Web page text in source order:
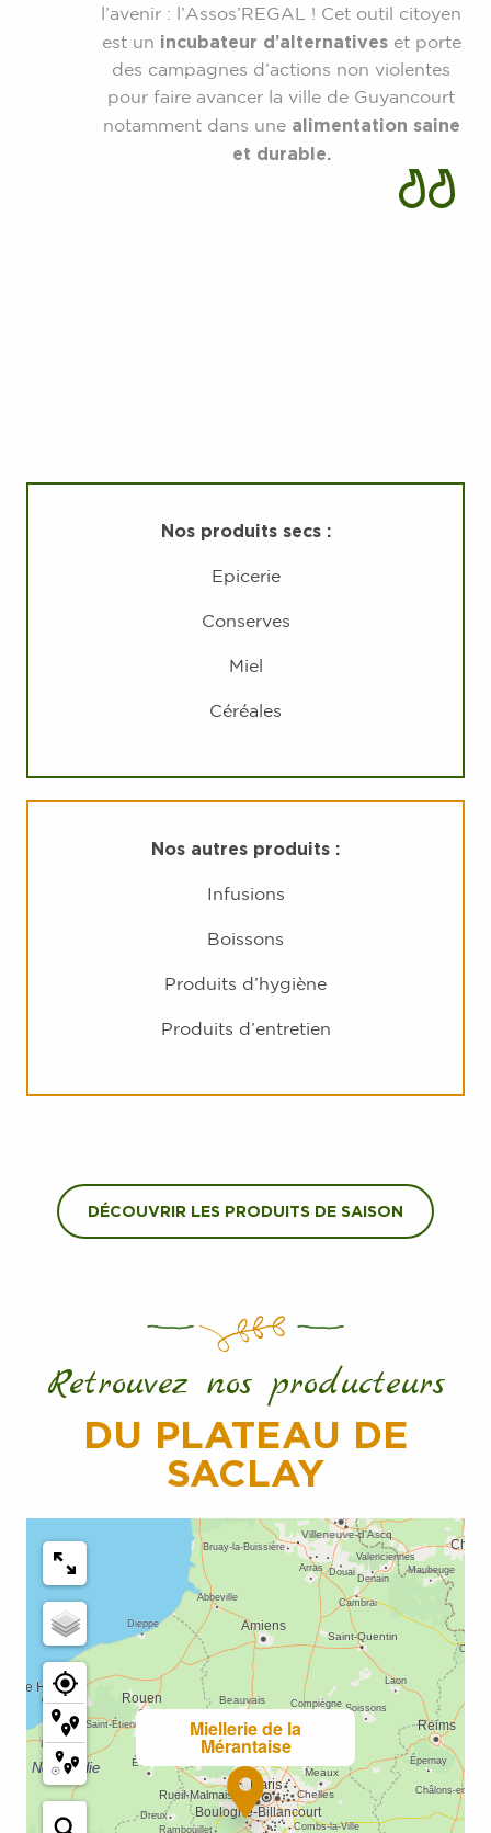
l’avenir : l’Assos’REGAL ! Cet outil citoyen
est un incubateur d’alternativeset porte
des campagnes d’actions non violentes
pour faire avancer la ville de Guyancourt
notamment dans une alimentation saine
et durable.
Nos produits secs :
Epicerie
Conserves
Miel
Céréales
Nos autres produits :
Infusions
Boissons
Produits d’hygiène
Produits d’entretien
DÉCOUVRIR LES PRODUITS DE SAISON
Retrouvez nos producteurs
DU PLATEAU DE
SACLAY
Miellerie de la
Mérantaise